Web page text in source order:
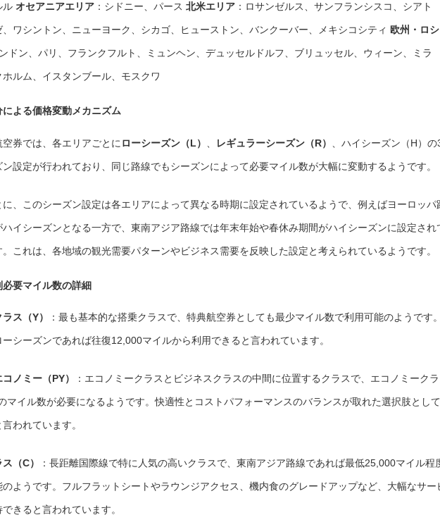
ル オセアニアエリア ：シドニー、パース 北米エリア ：ロサンゼルス、サンフランシスコ、シアト
、ワシントン、ニューヨーク、シカゴ、ヒューストン、バンクーバー、メキシコシティ 欧州・ロ
ンドン、パリ、フランクフルト、ミュンヘン、デュッセルドルフ、ブリュッセル、ウィーン、ミラ
ホルム、イスタンブール、モスクワ
による価格変動メカニズム
券では、各エリアごとに ローシーズン（L） レギュラーシーズン（R） 、ハイシーズン（H）の
設定が行われており、同じ路線でもシーズンによって必要マイル数が大幅に変動するようです。
、このシーズン設定は各エリアによって異なる時期に設定されているようで、例えばヨーロッパ
イシーズンとなる一方で、東南アジア路線では年末年始や春休み期間がハイシーズンに設定され
これは、各地域の観光需要パターンやビジネス需要を反映した設定と考えられているようです。
要マイル数の詳細
ス（Y） ：最も基本的な搭乗クラスで、特典航空券としても最少マイル数で利用可能のようです。
シーズンであれば往復12,000マイルから利用できると言われています。
ノミー（PY） ：エコノミークラスとビジネスクラスの中間に位置するクラスで、エコノミークラ
マイル数が必要になるようです。快適性とコストパフォーマンスのバランスが取れた選択肢として
われています。
（C） ：長距離国際線で特に人気の高いクラスで、東南アジア路線であれば最低25,000マイル程
ようです。フルフラットシートやラウンジアクセス、機内食のグレードアップなど、大幅なサー
きると言われています。